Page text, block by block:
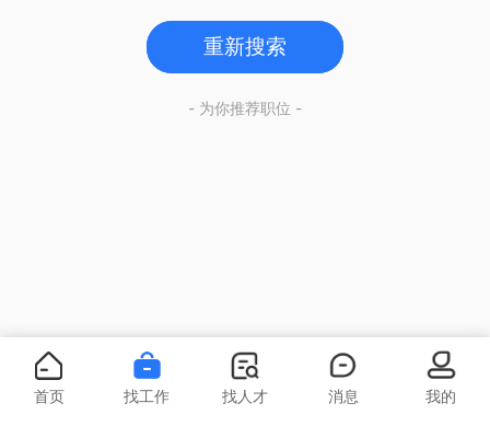
重新搜索
- 为你推荐职位 -
首页 找工作 找人才 消息 我的